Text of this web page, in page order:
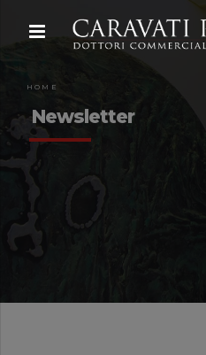
HOME
Newsletter